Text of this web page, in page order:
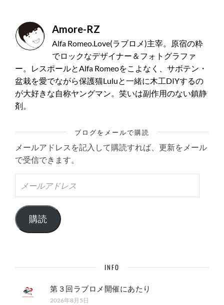
Amore-RZ
Alfa Romeo.Love(ラブロメ)主宰。原宿の粋
でロックなデザイナー＆フォトグラファ
ー。レスポールとAlfa Romeoをこよなく、サボテン・
盆栽を愛でながら保護猫Luluと一緒に木工DIYするの
が大好きな自称ヤングマン。笑いは副作用のない鎮静
剤。
ブログをメールで購読
メールアドレスを記入して購読すれば、更新をメール
で受信できます。
ル
ア
ド
レ
購読
INFO
第３回ラブロメ開催にあたり
2026年8月5日